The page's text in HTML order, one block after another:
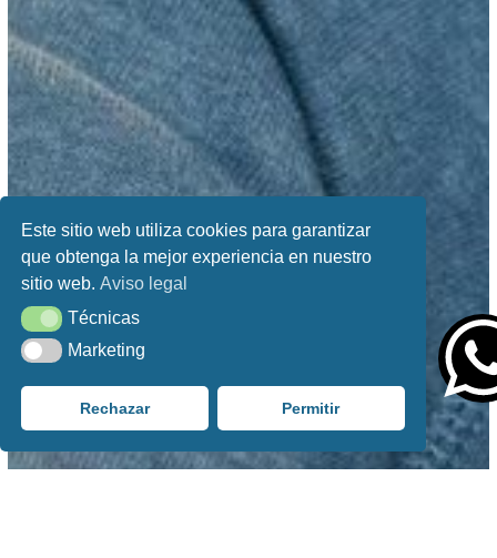
Este sitio web utiliza cookies para garantizar
que obtenga la mejor experiencia en nuestro
sitio web.Aviso legal
TécnicasTécnicas
MarketingMarketing
Rechazar Permitir